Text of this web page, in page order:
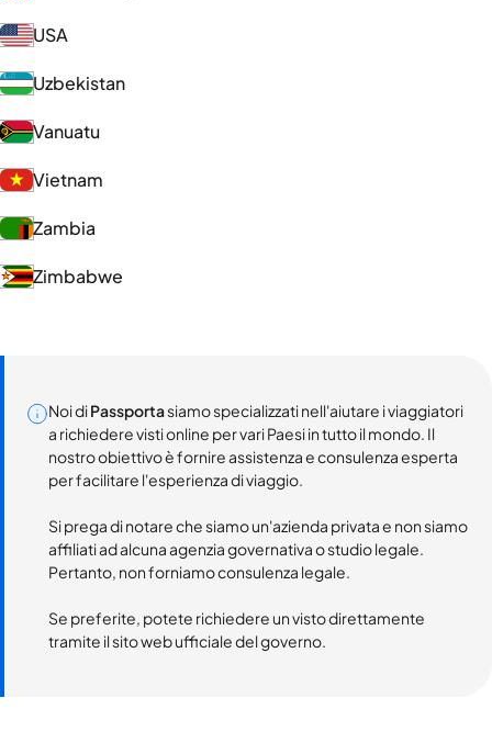
USA
Uzbekistan
Vanuatu
Vietnam
Zambia
Zimbabwe
Noi diPassportasiamo specializzati nell'aiutare i viaggiatori
a richiedere visti online per vari Paesi in tutto il mondo. Il
nostro obiettivo è fornire assistenza e consulenza esperta
per facilitare l'esperienza di viaggio.
Si prega di notare che siamo un'azienda privata e non siamo
affiliati ad alcuna agenzia governativa o studio legale.
Pertanto, non forniamo consulenza legale.
Se preferite, potete richiedere un visto direttamente
tramite il sito web ufficiale del governo.